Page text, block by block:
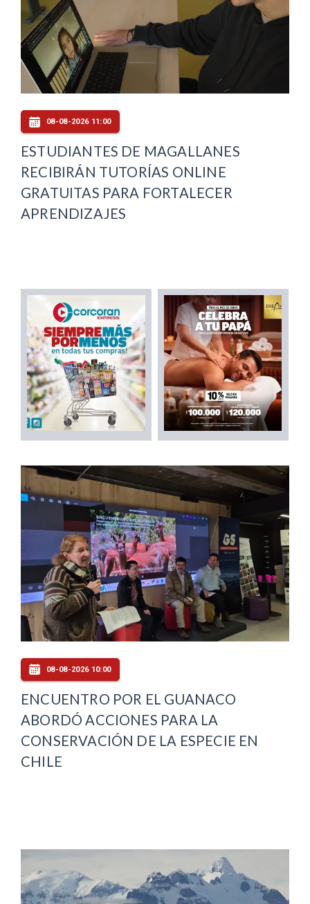
08-08-2026 11:00
ESTUDIANTES DE MAGALLANES
RECIBIRÁN TUTORÍAS ONLINE
GRATUITAS PARA FORTALECER
APRENDIZAJES
08-08-2026 10:00
ENCUENTRO POR EL GUANACO
ABORDÓ ACCIONES PARA LA
CONSERVACIÓN DE LA ESPECIE EN
CHILE